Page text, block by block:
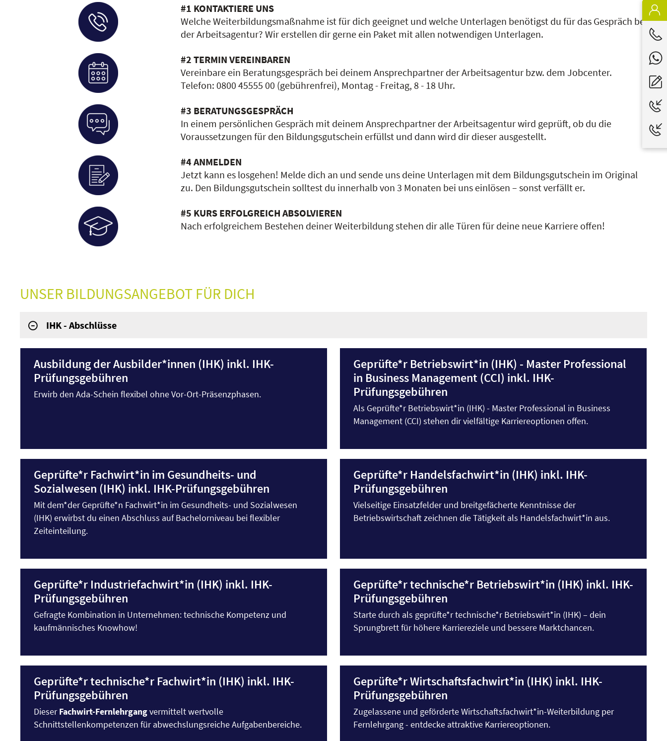
#1 KONTAKTIERE UNS
Welche Weiterbildungsmaßnahme ist für dich geeignet und welche Unterlagen benötigst du für das Gespräch bei
der Arbeitsagentur? Wir erstellen dir gerne ein Paket mit allen notwendigen Unterlagen.
#2 TERMIN VEREINBAREN
Vereinbare ein Beratungsgespräch bei deinem Ansprechpartner der Arbeitsagentur bzw. dem Jobcenter.
Telefon: 0800 45555 00 (gebührenfrei), Montag - Freitag, 8 - 18 Uhr.
#3 BERATUNGSGESPRÄCH
In einem persönlichen Gespräch mit deinem Ansprechpartner der Arbeitsagentur wird geprüft, ob du die
Voraussetzungen für den Bildungsgutschein erfüllst und dann wird dir dieser ausgestellt.
#4 ANMELDEN
Jetzt kann es losgehen! Melde dich an und sende uns deine Unterlagen mit dem Bildungsgutschein im Original
zu. Den Bildungsgutschein solltest du innerhalb von 3 Monaten bei uns einlösen – sonst verfällt er.
#5 KURS ERFOLGREICH ABSOLVIEREN
Nach erfolgreichem Bestehen deiner Weiterbildung stehen dir alle Türen für deine neue Karriere offen!
UNSER BILDUNGSANGEBOT FÜR DICH
IHK - Abschlüsse
Ausbildung der Ausbilder*innen (IHK) inkl. IHK-
Prüfungsgebühren
Erwirb den Ada-Schein flexibel ohne Vor-Ort-Präsenzphasen.
Geprüfte*r Betriebswirt*in (IHK) - Master Professional
in Business Management (CCI) inkl. IHK-
Prüfungsgebühren
Als Geprüfte*r Betriebswirt*in (IHK) - Master Professional in Business
Management (CCI) stehen dir vielfältige Karriereoptionen offen.
Geprüfte*r Fachwirt*in im Gesundheits- und
Sozialwesen (IHK) inkl. IHK-Prüfungsgebühren
Mit dem*der Geprüfte*n Fachwirt*in im Gesundheits- und Sozialwesen
(IHK) erwirbst du einen Abschluss auf Bachelorniveau bei flexibler
Zeiteinteilung.
Geprüfte*r Handelsfachwirt*in (IHK) inkl. IHK-
Prüfungsgebühren
Vielseitige Einsatzfelder und breitgefächerte Kenntnisse der
Betriebswirtschaft zeichnen die Tätigkeit als Handelsfachwirt*in aus.
Geprüfte*r Industriefachwirt*in (IHK) inkl. IHK-
Prüfungsgebühren
Gefragte Kombination in Unternehmen: technische Kompetenz und
kaufmännisches Knowhow!
Geprüfte*r technische*r Betriebswirt*in (IHK) inkl. IHK-
Prüfungsgebühren
Starte durch als geprüfte*r technische*r Betriebswirt*in (IHK) – dein
Sprungbrett für höhere Karriereziele und bessere Marktchancen.
Geprüfte*r technische*r Fachwirt*in (IHK) inkl. IHK-
Prüfungsgebühren
DieserFachwirt-Fernlehrgangvermittelt wertvolle
Schnittstellenkompetenzen für abwechslungsreiche Aufgabenbereiche.
Geprüfte*r Wirtschaftsfachwirt*in (IHK) inkl. IHK-
Prüfungsgebühren
Zugelassene und geförderte Wirtschaftsfachwirt*in-Weiterbildung per
Fernlehrgang - entdecke attraktive Karriereoptionen.